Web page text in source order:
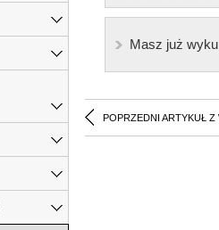
Masz już
POPRZEDNI ARTYKUŁ Z